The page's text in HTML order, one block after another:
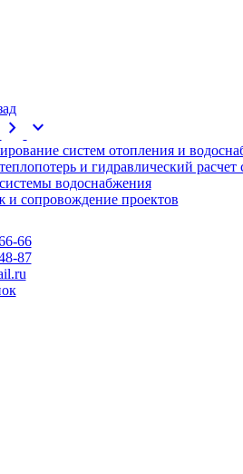
chevron_right expand_more
систем отопления и
и гидравлический
водоснабжения
и сопровождение проектов
66
87